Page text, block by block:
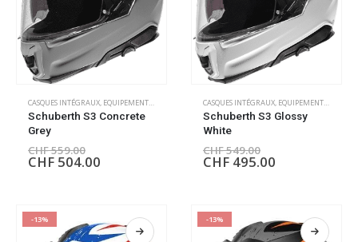
CASQUES INTÉGRAUX, EQUIPEMENT PILOTE
Schuberth S3 Concrete
Grey
CHF559.00
CHF 504.00
CASQUES INTÉGRAUX, EQUIPEMENT PILOTE
Schuberth S3 Glossy
White
CHF549.00
CHF 495.00
-13% -13%